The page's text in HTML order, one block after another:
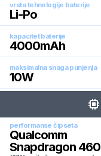
vrsta tehnologije baterije
Li-Po
kapacitet baterije
4000mAh
maksimalna snaga punjenja
10W
performanse čipseta
Qualcomm
Snapdragon 460